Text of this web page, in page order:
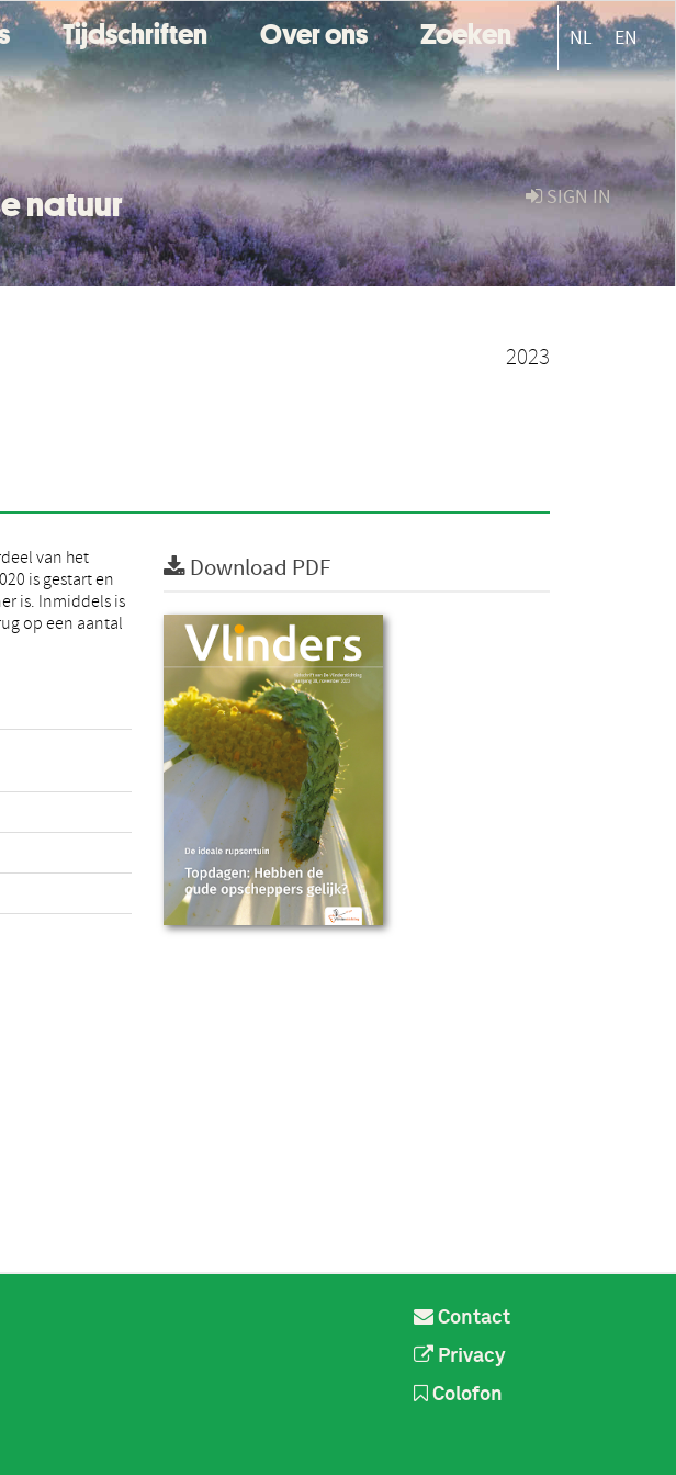
Tijdschriften Over ons Zoeken NL EN
SIGN IN
natuur
2023
Download PDF
Contact
Privacy
Colofon